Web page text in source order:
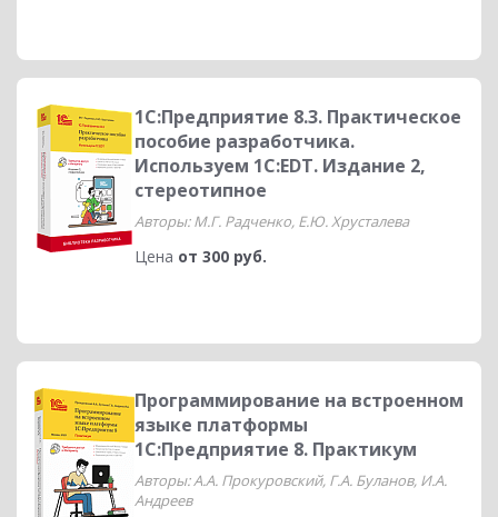
1C:Предприятие 8.3. Практическое
пособие разработчика.
Используем 1С:EDT. Издание 2,
стереотипное
Авторы: М.Г. Радченко, Е.Ю. Хрусталева
Цена от 300 руб.
Программирование на встроенном
языке платформы
1С:Предприятие 8. Практикум
Авторы: А.А. Прокуровский, Г.А. Буланов, И.А.
Андреев